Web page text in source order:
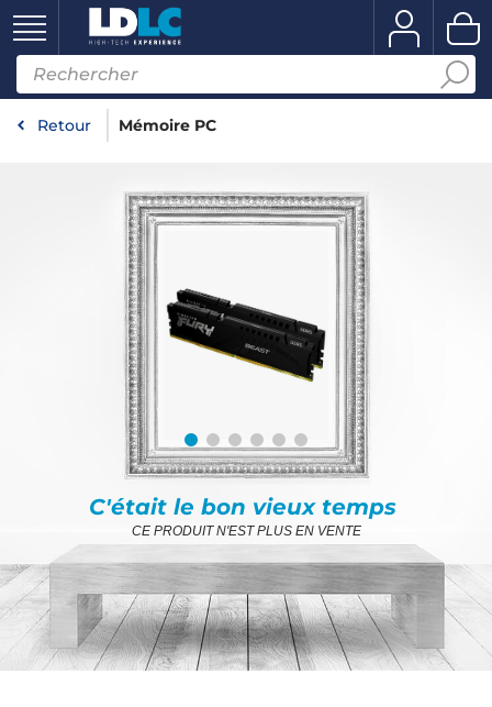
Retour Mémoire PC
C'était le bon vieux temps
CE PRODUIT N'EST PLUS EN VENTE